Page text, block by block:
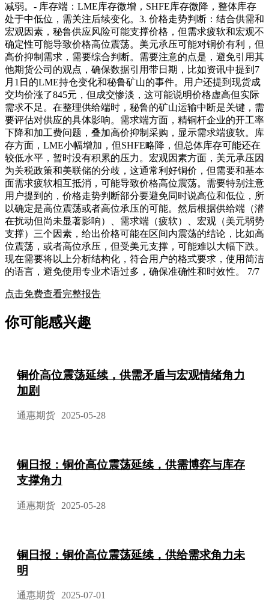
减弱。- 库存端：LME库存微增，SHFE库存微降，整体库存
处于中低位，需关注后续变化。3. 价格走势判断：结合供需和
宏观因素，秘鲁供应风险可能支撑价格，但需求疲软和宏观不
确定性可能导致价格高位震荡。美元承压可能对铜价有利，但
高价抑制需求，需要综合判断。需要注意的点是，避免引用其
他期货公司的观点，确保数据引用带日期，比如资讯中提到7
月1日的LME持仓变化和秘鲁矿山的事件。用户还提到现货成
交均价涨了845元，但成交惨淡，这可能说明价格虚高但实际
需求不足。在整理供给端时，秘鲁的矿山运输中断是关键，需
要评估对供应的具体影响。需求端方面，精铜杆企业的开工率
下降和加工费问题，叠加高价抑制采购，显示需求端疲软。库
存方面，LME小幅增加，但SHFE略降，但总体库存可能还在
较低水平，暂时没有积累的压力。宏观因素方面，美元承压因
为关税政策和美联储的分歧，这通常利好铜价，但需要和基本
面需求疲软相互抵消，可能导致价格高位震荡。需要特别注意
用户提到的，价格走势判断部分要避免同时说高位和低位，所
以确定是高位震荡或者高位承压的可能。然后根据供给端（潜
在扰动但尚未显著影响）、需求端（疲软）、宏观（美元弱势
支撑）三个因素，给出价格可能在区间内震荡的结论，比如高
位震荡，或者高位承压，但受美元支撑，可能难以大幅下跌。
现在需要将以上分析结构化，符合用户的格式要求，使用简洁
的语言，避免使用专业术语过多，确保准确性和时效性。 7/7
点击免费查看完整报告
你可能感兴趣
铜价高位震荡延续，供需矛盾与宏观情绪角力
加剧
通惠期货 2025-05-28
铜日报：铜价高位震荡延续，供需博弈与库存
支撑角力
通惠期货 2025-05-28
铜日报：铜价高位震荡延续，供给需求角力未
明
通惠期货 2025-07-01